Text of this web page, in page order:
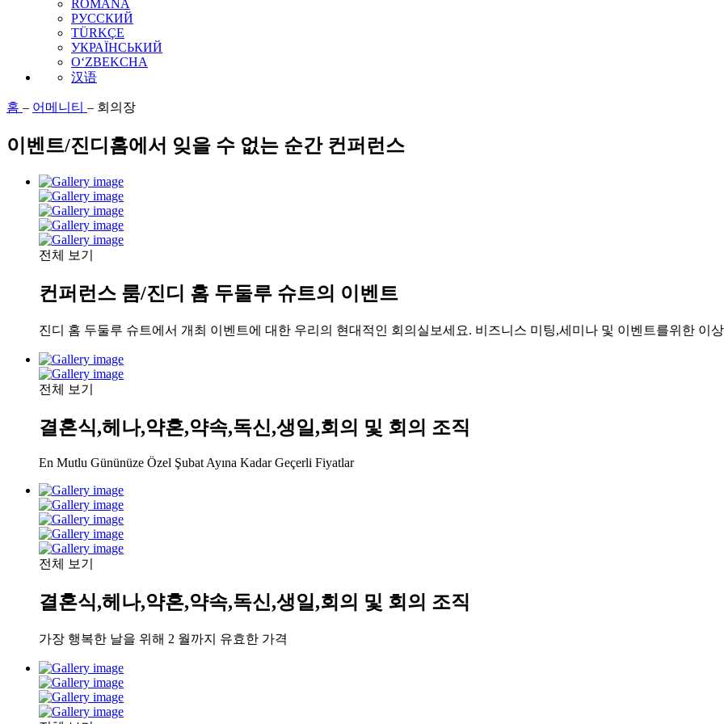
ROMÂNĂ
РУССКИЙ
TÜRKÇE
УКРАЇНСЬКИЙ
O‘ZBEKCHA
汉语
홈 – 어메니티 – 회의장
이벤트/진디홈에서 잊을 수 없는 순간 컨퍼런스
전체 보기
컨퍼런스 룸/진디 홈 두둘루 슈트의 이벤트
진디 홈 두둘루 슈트에서 개최 이벤트에 대한 우리의 현대적인 회의실보세요. 비즈니스 미팅,세미나 및 이벤트를위한 이
전체 보기
결혼식,헤나,약혼,약속,독신,생일,회의 및 회의 조직
En Mutlu Gününüze Özel Şubat Ayına Kadar Geçerli Fiyatlar
전체 보기
결혼식,헤나,약혼,약속,독신,생일,회의 및 회의 조직
가장 행복한 날을 위해 2 월까지 유효한 가격